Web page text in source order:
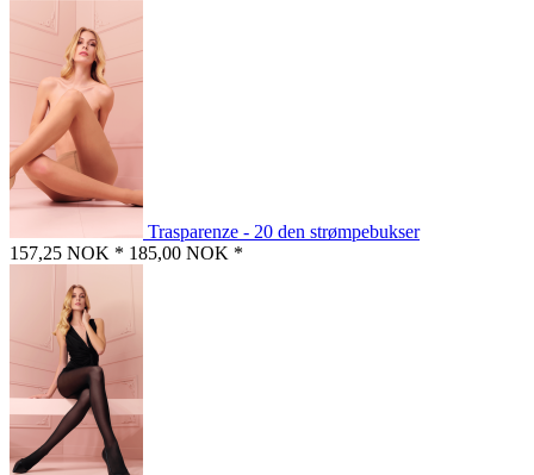
Trasparenze - 20 den strømpebukser
157,25 NOK * 185,00 NOK *